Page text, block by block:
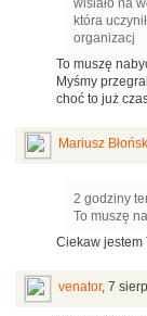
wisiało na
która
organizacj
To muszę
Myśmy
choć to już
Mariusz
2 godziny
To muszę
Ciekaw jestem
venator, 7